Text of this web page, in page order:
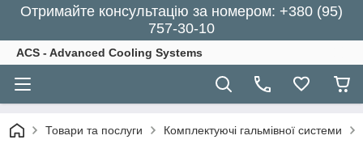
Отримайте консультацію за номером: +380 (95)
757-30-10
ACS - Advanced Cooling Systems
Товари та послуги Комплектуючі гальмівної системи